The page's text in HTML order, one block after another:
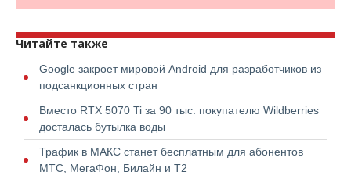
Читайте также
Google закроет мировой Android для разработчиков из
подсанкционных стран
Вместо RTX 5070 Ti за 90 тыс. покупателю Wildberries
досталась бутылка воды
Трафик в МАКС станет бесплатным для абонентов
МТС, МегаФон, Билайн и Т2